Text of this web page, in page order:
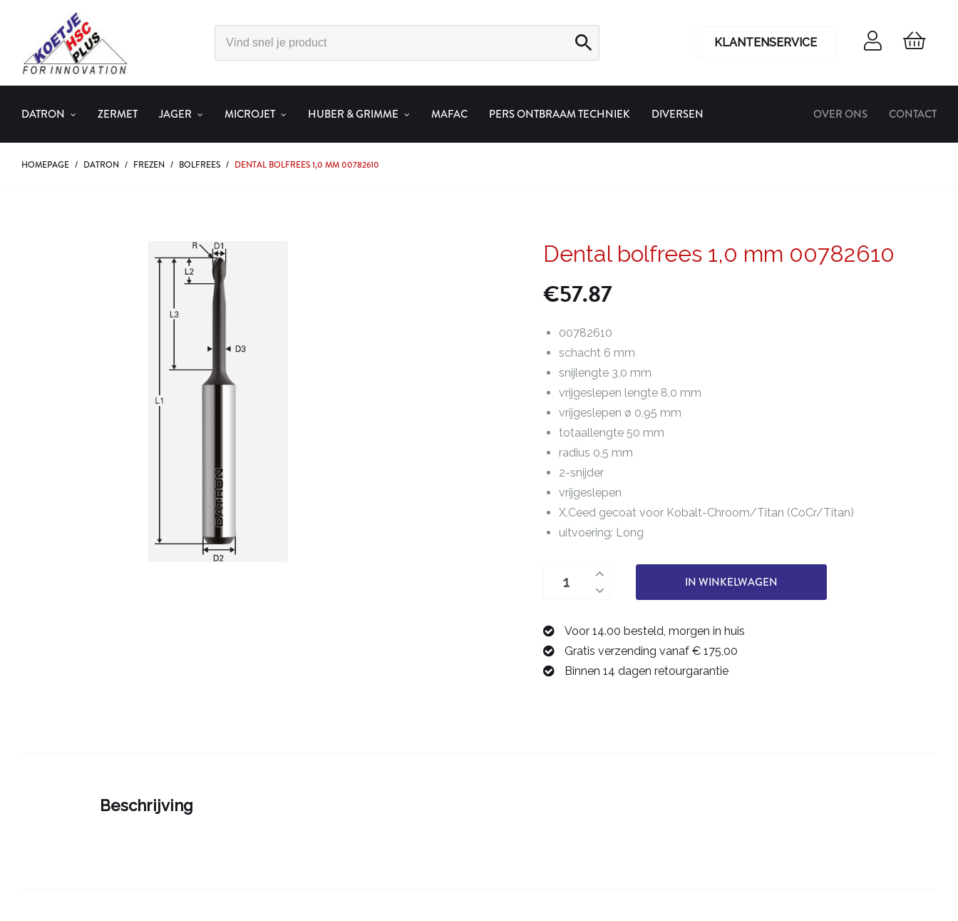
KLANTENSERVICE
DATRON ZERMET JAGER MICROJET HUBER & GRIMME MAFAC PERS ONTBRAAM TECHNIEK DIVERSEN OVER ONS CONTACT
HOMEPAGE / DATRON / FREZEN / BOLFREES / DENTAL BOLFREES 1,0 MM 00782610
Dental bolfrees 1,0 mm 00782610
€57.87
00782610
schacht 6 mm
snijlengte 3,0 mm
vrijgeslepen lengte 8,0 mm
vrijgeslepen ø 0,95 mm
totaallengte 50 mm
radius 0,5 mm
2-snijder
vrijgeslepen
X.Ceed gecoat voor Kobalt-Chroom/Titan (CoCr/Titan)
uitvoering: Long
mm
00782610
aantal
IN WINKELWAGEN
Voor 14.00 besteld, morgen in huis
Gratis verzending vanaf € 175,00
Binnen 14 dagen retourgarantie
Beschrijving